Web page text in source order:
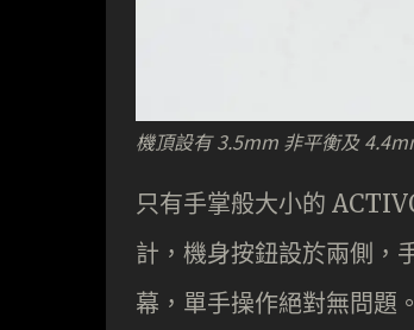
機頂設有 3.5mm 非平衡及
只有手掌般大小的
計，機身按鈕設於兩側，
幕，單手操作絕對無問題。